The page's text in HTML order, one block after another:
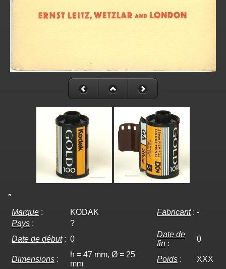
Marque : KODAK Fabricant: -
Pays :
?
Date de début: 0
Date de
fin :
0
Dimensions :
h = 47 mm, Ø = 25
mm
Poids : XXX